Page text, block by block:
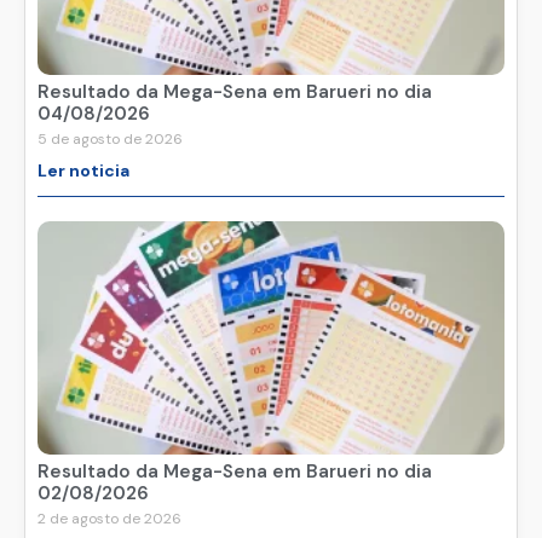
Resultado da Mega-Sena em Barueri no dia
04/08/2026
5 de agosto de 2026
Ler noticia
Resultado da Mega-Sena em Barueri no dia
02/08/2026
2 de agosto de 2026